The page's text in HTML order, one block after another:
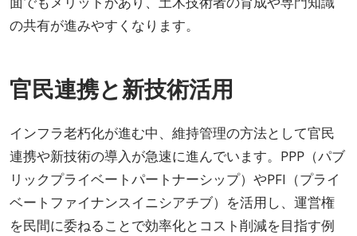
の共有が進みやすくなります。
官民連携と新技術活用
インフラ老朽化が進む中、維持管理の方法として官民
連携や新技術の導入が急速に進んでいます。PPP（パブ
リックプライベートパートナーシップ）やPFI（プライ
ベートファイナンスイニシアチブ）を活用し、運営権
を民間に委ねることで効率化とコスト削減を目指す例